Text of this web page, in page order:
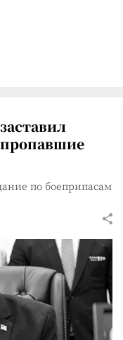
пропавшие
по боеприпасам